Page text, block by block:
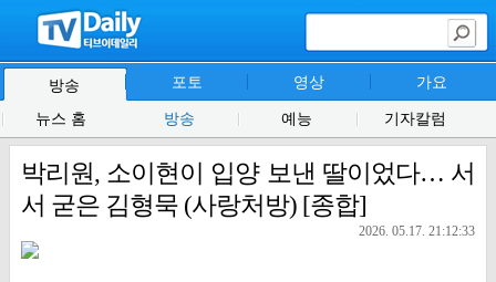
방송 포토 영상 가요
뉴스 홈 방송 예능 기자칼럼
박리원, 소이현이 입양 보낸 딸이었다… 서
서 굳은 김형묵 (사랑처방) [종합]
2026. 05.17. 21:12:33